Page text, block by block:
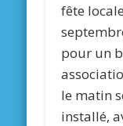
fête
pour un
le matin
installé,